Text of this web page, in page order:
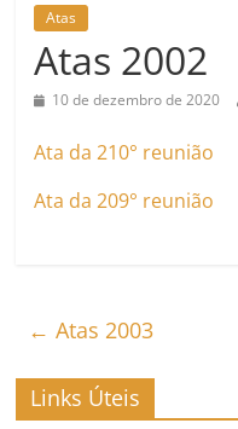
Atas
Atas 2002
10 de dezembro de 2020
Ata da 210° reunião
Ata da 209° reunião
← Atas 2003
Links Úteis